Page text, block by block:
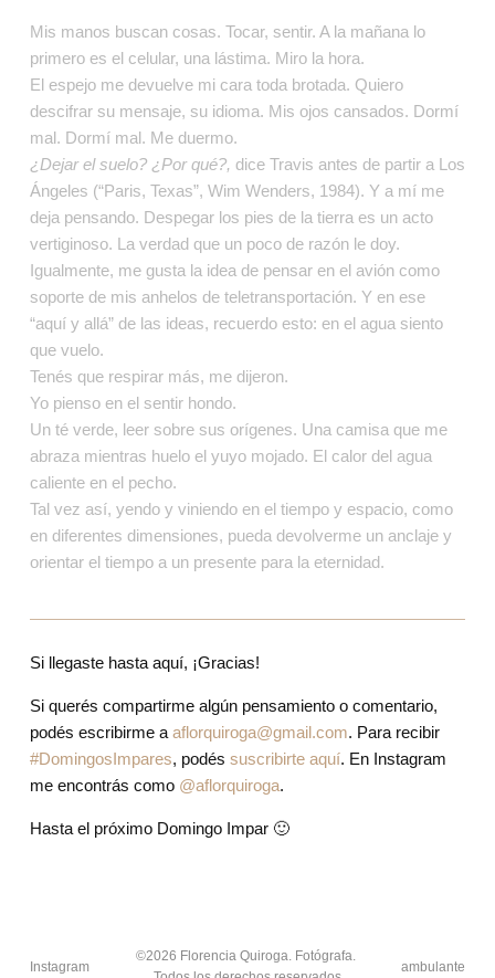
Mis manos buscan cosas. Tocar, sentir. A la mañana lo
primero es el celular, una lástima. Miro la hora.
El espejo me devuelve mi cara toda brotada. Quiero
descifrar su mensaje, su idioma. Mis ojos cansados. Dormí
mal. Dormí mal. Me duermo.
¿Dejar el suelo? ¿Por qué?, dice Travis antes de partir a Los
Ángeles (“Paris, Texas”, Wim Wenders, 1984). Y a mí me
deja pensando. Despegar los pies de la tierra es un acto
vertiginoso. La verdad que un poco de razón le doy.
Igualmente, me gusta la idea de pensar en el avión como
soporte de mis anhelos de teletransportación. Y en ese
“aquí y allá” de las ideas, recuerdo esto: en el agua siento
que vuelo.
Tenés que respirar más, me dijeron.
Yo pienso en el sentir hondo.
Un té verde, leer sobre sus orígenes. Una camisa que me
abraza mientras huelo el yuyo mojado. El calor del agua
caliente en el pecho.
Tal vez así, yendo y viniendo en el tiempo y espacio, como
en diferentes dimensiones, pueda devolverme un anclaje y
orientar el tiempo a un presente para la eternidad.
Si llegaste hasta aquí, ¡Gracias!
Si querés compartirme algún pensamiento o comentario,
podés escribirme a aflorquiroga@gmail.com
. Para recibir
#DomingosImpares, podés suscribirte aquí. En Instagram
me encontrás como @aflorquiroga.
Hasta el próximo Domingo Impar 🙂
Instagram
©2026 Florencia Quiroga. Fotógrafa.
ambulante